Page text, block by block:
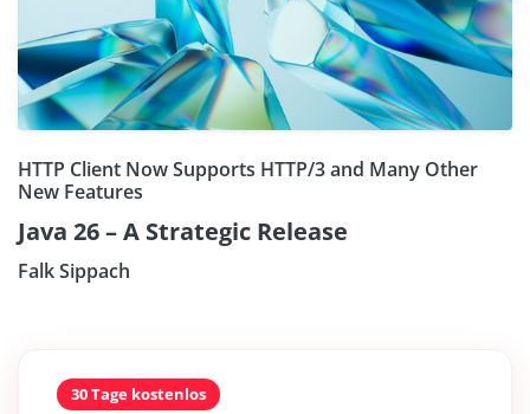
HTTP Client Now Supports HTTP/3 and Many Other
New Features
Java 26 – A Strategic Release
Falk Sippach
30 Tage kostenlos